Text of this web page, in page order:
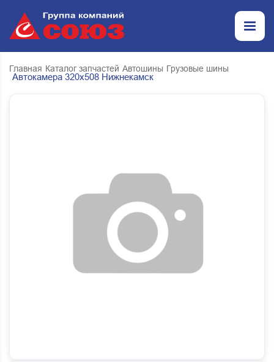
Главная Каталог запчастей Автошины Грузовые шины
Автокамера 320х508 Нижнекамск